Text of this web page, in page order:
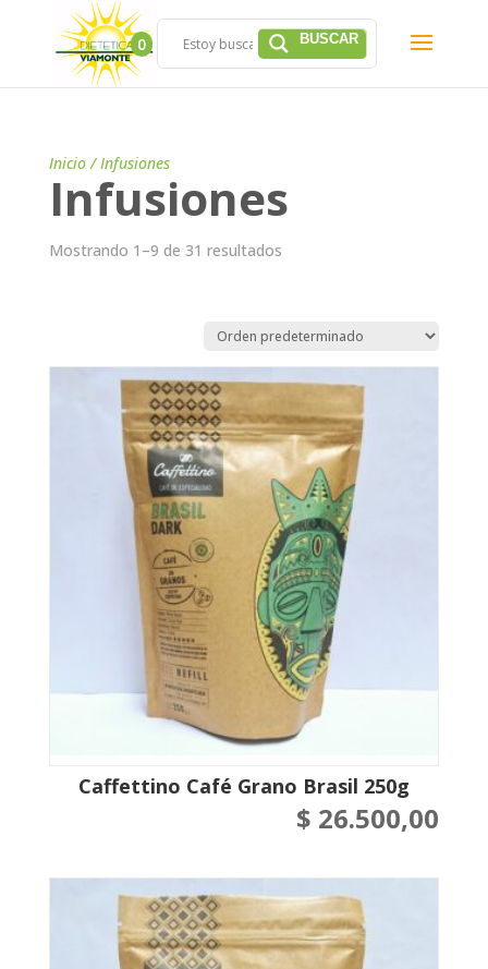
0
Inicio/ Infusiones
Infusiones
Mostrando 1–9 de 31 resultados
Caffettino Café Grano Brasil 250g
$ 26.500,00